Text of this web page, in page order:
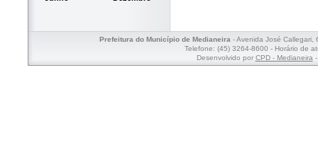
Prefeitura do Município de Medianeira- Avenida José Callegari,
Telefone: (45) 3264-8600 - Horário de
Desenvolvido por CPD - Medianeira-